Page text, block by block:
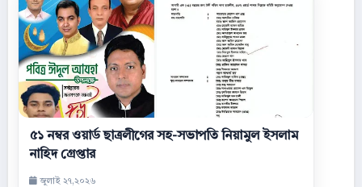
৫১ নম্বর ওয়ার্ড ছাত্রলীগের সহ-সভাপতি নিয়ামুল ইসলাম
নাহিদ গ্রেপ্তার
জুলাই ২৭,২০২৬